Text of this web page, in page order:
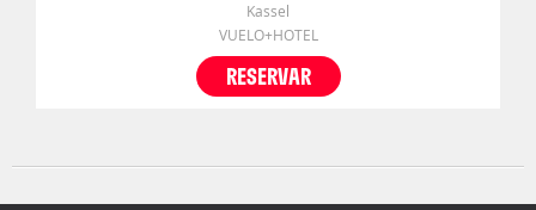
Kassel
VUELO+HOTEL
RESERVAR